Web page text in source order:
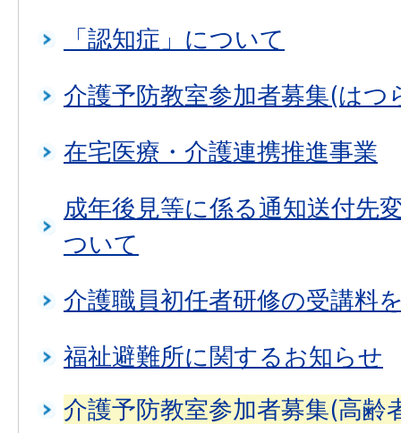
「認知症」について
介護予防教室参加者募集(はつ
在宅医療・介護連携推進事業
成年後見等に係る通知送付先
ついて
介護職員初任者研修の受講料
福祉避難所に関するお知らせ
介護予防教室参加者募集(高齢